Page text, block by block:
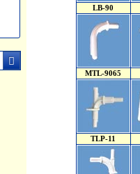
LB-90
MTL-9065
TLP-11